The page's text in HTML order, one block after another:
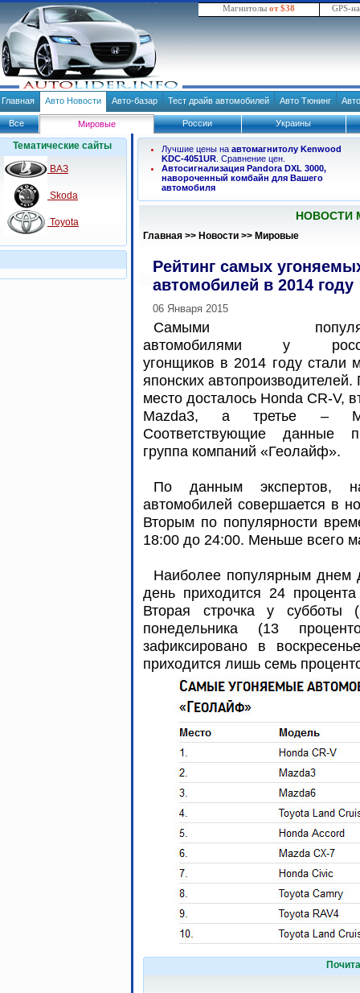
Магнитолы от $38 GPS-
Главная Авто Новости Авто-базар Тест драйв автомобилей Авто Тюнинг
Все Мировые России Украины
Тематические сайты
ВАЗ
Skoda
Toyota
Лучшие цены на автомагнитолу Kenwood
KDC-4051UR . Сравнение цен.
Автосигнализация Pandora DXL 3000,
навороченный комбайн для Вашего
автомобиля
НОВОСТИ
Главная >> Новости >> Мировые
Рейтинг самых
автомобилей в 2014 году
06 Января 2015
Самыми
автомобилями у
угонщиков в 2014 году стали
японских
место досталось Honda CR-V,
Mazda3, а третье –
Соответствующие данные
группа компаний «Геолайф».
По данным экспертов,
автомобилей совершается в
Вторым по популярности
18:00 до 24:00. Меньше всего
Наиболее популярным днем
день приходится 24
Вторая строчка у
понедельника (13
зафиксировано в
приходится лишь семь